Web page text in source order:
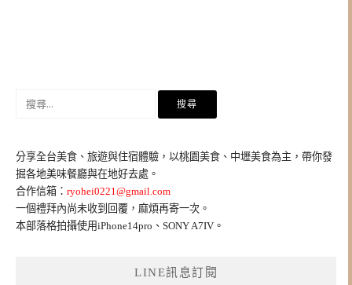
字:
分享全台美食、旅遊與住宿體驗，以桃園美食、中壢美食為主，帶你發
掘各地美味餐廳與在地好去處。
合作信箱： ryohei0221@gmail.com
一個禮拜內尚未收到回覆，麻煩再寄一次。
本部落格拍攝使用iPhone14pro、SONY A7IV。
LINE訊息訂閱